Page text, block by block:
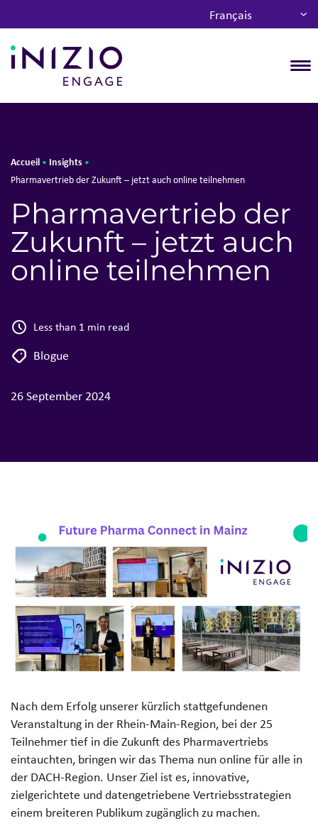
Français
Accueil • Insights •
Pharmavertrieb der Zukunft – jetzt auch online teilnehmen
Pharmavertrieb der
Zukunft – jetzt auch
online teilnehmen
Less than 1 min read
Blogue
26 September 2024
Nach dem Erfolg unserer kürzlich stattgefundenen
Veranstaltung in der Rhein-Main-Region, bei der 25
Teilnehmer tief in die Zukunft des Pharmavertriebs
eintauchten, bringen wir das Thema nun online für alle in
der DACH-Region. Unser Ziel ist es, innovative,
zielgerichtete und datengetriebene Vertriebsstrategien
einem breiteren Publikum zugänglich zu machen.